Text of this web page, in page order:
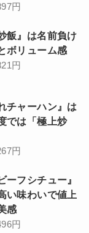
円
飯』は名前負け
ボリューム感
円
チャーハン』は
では「極上炒
円
ーフシチュー』
い味わいで値上
感
円